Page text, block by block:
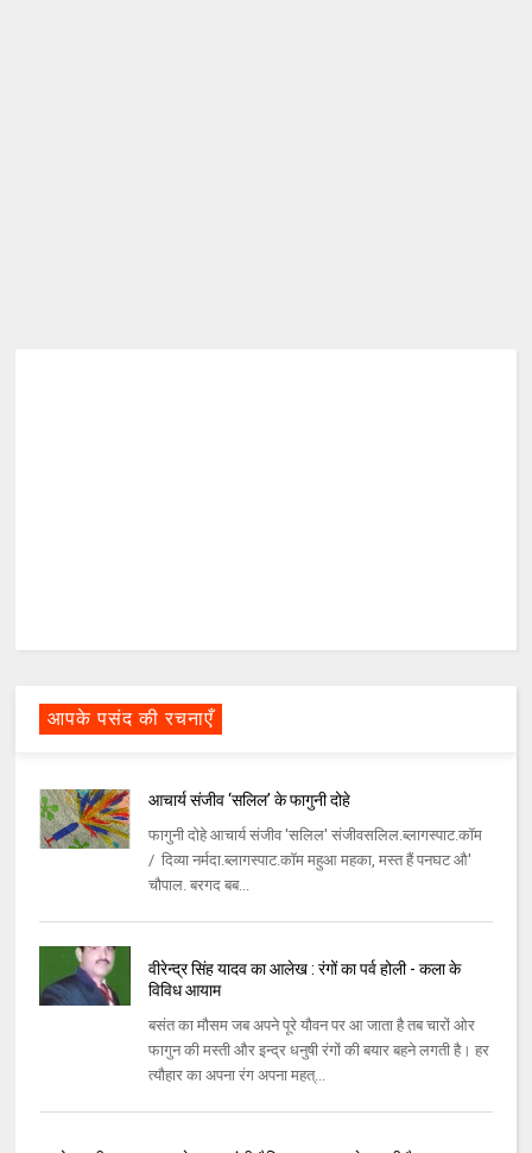
आपके पसंद की रचनाएँ
आचार्य संजीव ‘सलिल’ के फागुनी दोहे
फागुनी दोहे आचार्य संजीव 'सलिल' संजीवसलिल.ब्लागस्पाट.कॉम
/ दिव्या नर्मदा.ब्लागस्पाट.कॉम महुआ महका, मस्त हैं पनघट औ'
चौपाल. बरगद बब...
वीरेन्‍द्र सिंह यादव का आलेख : रंगों का पर्व होली - कला के
विविध आयाम
बसंत का मौसम जब अपने पूरे यौवन पर आ जाता है तब चारों ओर
फागुन की मस्‍ती और इन्‍द्र धनुषी रंगों की बयार बहने लगती है। हर
त्‍यौहार का अपना रंग अपना महत्...